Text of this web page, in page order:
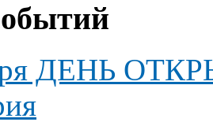
ДЕНЬ